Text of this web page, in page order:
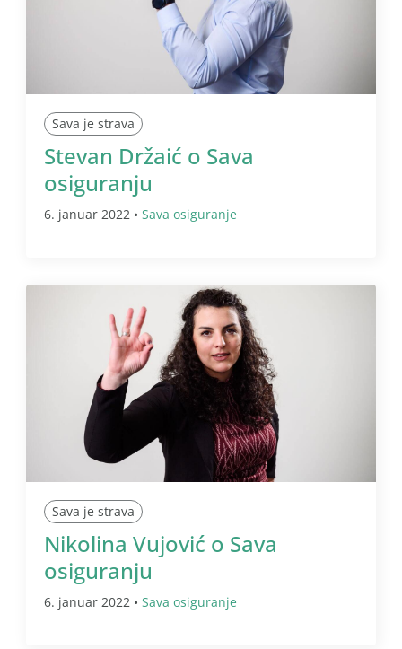
Sava je strava
Stevan Držaić o Sava
osiguranju
6. januar 2022 • Sava osiguranje
Sava je strava
Nikolina Vujović o Sava
osiguranju
6. januar 2022 • Sava osiguranje